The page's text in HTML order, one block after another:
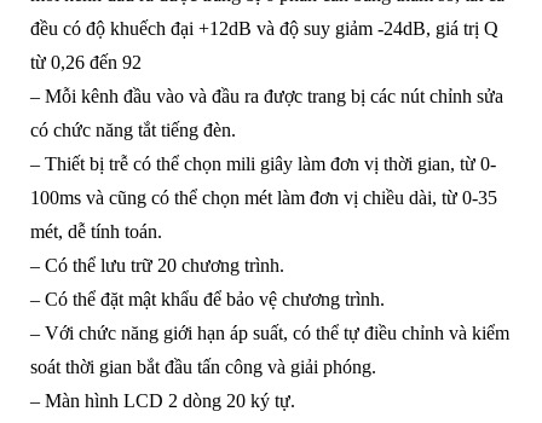
đều có độ khuếch đại +12dB và độ suy giảm -24dB, giá trị Q
từ 0,26 đến 92
– Mỗi kênh đầu vào và đầu ra được trang bị các nút chỉnh sửa
có chức năng tắt tiếng đèn.
– Thiết bị trễ có thể chọn mili giây làm đơn vị thời gian, từ 0-
100ms và cũng có thể chọn mét làm đơn vị chiều dài, từ 0-35
mét, dễ tính toán.
– Có thể lưu trữ 20 chương trình.
– Có thể đặt mật khẩu để bảo vệ chương trình.
– Với chức năng giới hạn áp suất, có thể tự điều chỉnh và kiểm
soát thời gian bắt đầu tấn công và giải phóng.
– Màn hình LCD 2 dòng 20 ký tự.